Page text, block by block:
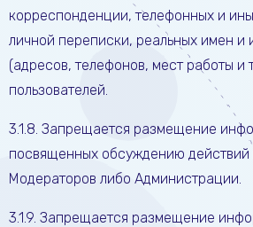
корреспонденции, телефонных и
личной переписки, реальных имен и
(адресов, телефонов, мест работы и
пользователей.
3.1.8. Запрещается размещение
посвященных обсуждению действий
Модераторов либо Администрации.
3.1.9. Запрещается размещение